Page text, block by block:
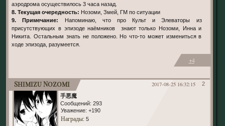
аэродрома осуществилось 3 часа назад.
8. Текущая очередность: Нозоми, Змей, ГМ по ситуации
9. Примечание:
Напоминаю, что про Культ и Элеваторы из
присутствующих в эпизоде наёмников знают только Нозоми, Инна и
Никита. Остальным знать не положено. Но что-то может измениться в
ходе эпизода, разумеется.
+4
2
2017-08-25 16:32:15
Shimizu Nozomi
手悪魔
Сообщений: 293
Уважение: +190
Награды: 5